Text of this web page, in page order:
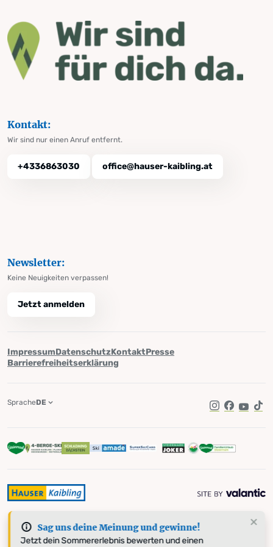
Sag uns deine Meinung und gewinne!
Jetzt dein Sommererlebnis bewerten und einen
Kontakt:
Wir sind nur einen Anruf entfernt.
+4336863030 office@hauser-kaibling.at
Newsletter:
Keine Neuigkeiten verpassen!
Jetzt anmelden
ImpressumDatenschutzKontaktPresse
Barrierefreiheitserklärung
Instagram
Facebook
SpracheDE